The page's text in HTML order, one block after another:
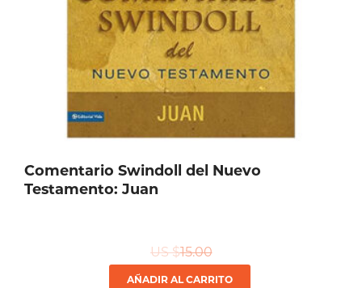
Comentario Swindoll del Nuevo
Testamento: Juan
US $15.00
AÑADIR AL CARRITO